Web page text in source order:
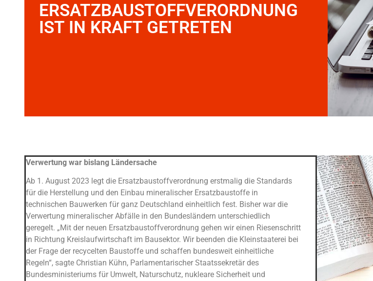
ERSATZBAUSTOFFVERORDNUNG
IST IN KRAFT GETRETEN
Verwertung war bislang Ländersache
Ab 1. August 2023 legt die Ersatzbaustoffverordnung erstmalig die Standards
für die Herstellung und den Einbau mineralischer Ersatzbaustoffe in
technischen Bauwerken für ganz Deutschland einheitlich fest. Bisher war die
Verwertung mineralischer Abfälle in den Bundesländern unterschiedlich
geregelt. „Mit der neuen Ersatzbaustoffverordnung gehen wir einen Riesenschritt
in Richtung Kreislaufwirtschaft im Bausektor. Wir beenden die Kleinstaaterei bei
der Frage der recycelten Baustoffe und schaffen bundesweit einheitliche
Regeln“, sagte Christian Kühn, Parlamentarischer Staatssekretär des
Bundesministeriums für Umwelt, Naturschutz, nukleare Sicherheit und